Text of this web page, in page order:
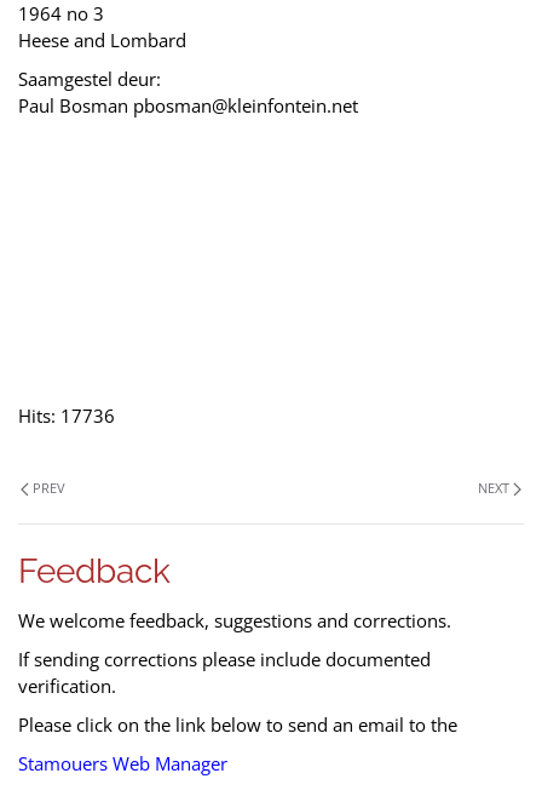
1964 no 3
Heese and Lombard
Saamgestel deur:
Paul Bosman pbosman@kleinfontein.net
Hits: 17736
PREV NEXT
Feedback
We welcome feedback, suggestions and corrections.
If sending corrections please include documented
verification.
Please click on the link below to send an email to the
Stamouers Web Manager